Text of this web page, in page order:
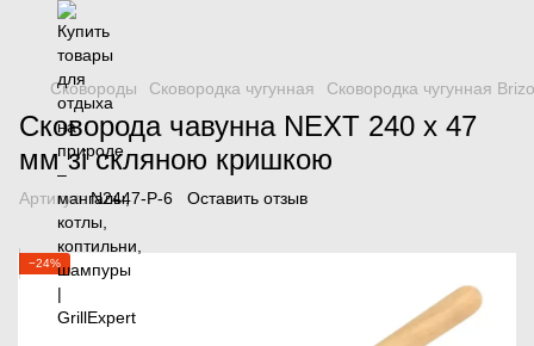
Сковороды Сковородка чугунная Сковородка чугунная
Сковорода чавунна NEXT 240 х 47
мм зі скляною кришкою
Артикул:N2447-P-6 Оставить отзыв
−24%